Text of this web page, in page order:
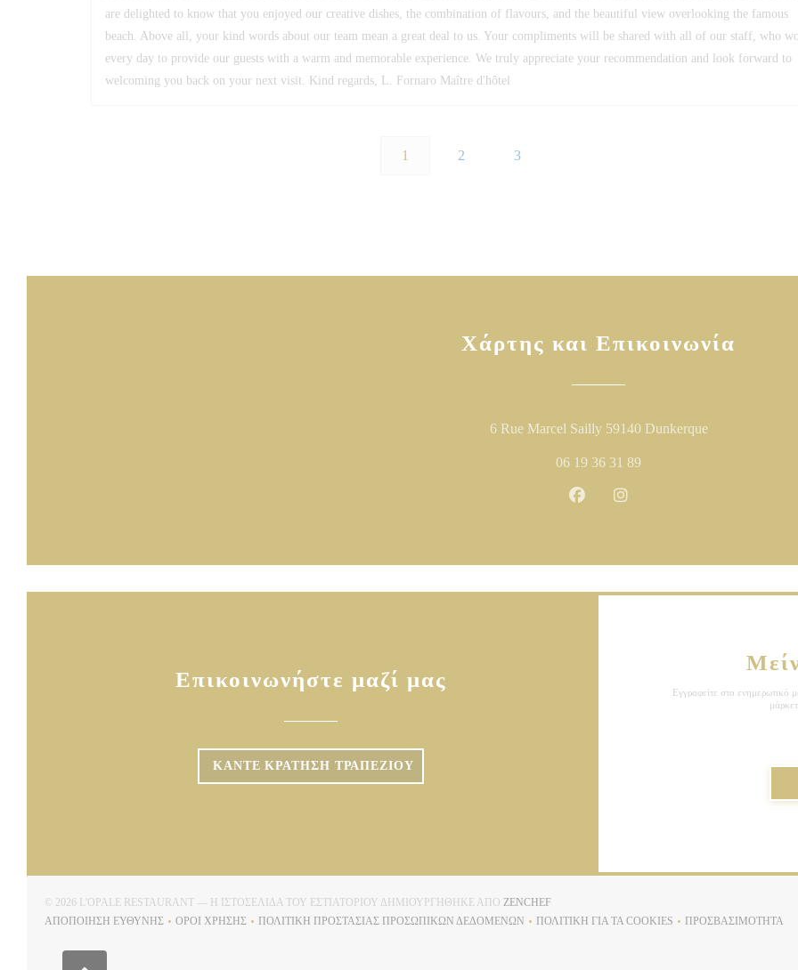
are delighted to know that you enjoyed our creative dishes, the combination of flavours, and the beautiful view overlooking the famous
beach. Above all, your kind words about our team mean a great deal to us. Your compliments will be shared with all of our staff, who
every day to provide our guests with a warm and memorable experience. We truly appreciate your recommendation and look forward to
welcoming you back on your next visit. Kind regards, L. Fornaro Maître d'hôtel
1 2 3
Χάρτης και Επικοινωνία
6 Rue Marcel Sailly 59140 Dunkerque((ανοίγει σε
06 19 36 31 89
Facebook ((ανοίγει σε νέο
Επικοινωνήστε μαζί μας
ΚΆΝΤΕ ΚΡΆΤΗΣΗ ΤΡΑΠΕΖΙΟΎ
Εγγραφείτε στο ενημερωτικό
© 2026 L'OPALE RESTAURANT — Η ΙΣΤΟΣΕΛΊΔΑ ΤΟΥ ΕΣΤΙΑΤΟΡΊΟΥ ΔΗΜΙΟΥΡΓΉΘΗΚΕ ΑΠΌ ZENCHEF
ΑΠΟΠΟΊΗΣΗ ΕΥΘΎΝΗΣ
ΌΡΟΙ ΧΡΉΣΗΣ ΠΟΛΙΤΙΚΉ ΠΡΟΣΤΑΣΊΑΣ ΠΡΟΣΩΠΙΚΏΝ ΔΕΔΟΜΈΝΩΝ ΠΟΛΙΤΙΚΉ ΓΙΑ ΤΑ COOKIES ΠΡΟΣΒΑΣΙΜΌΤΗΤΑ